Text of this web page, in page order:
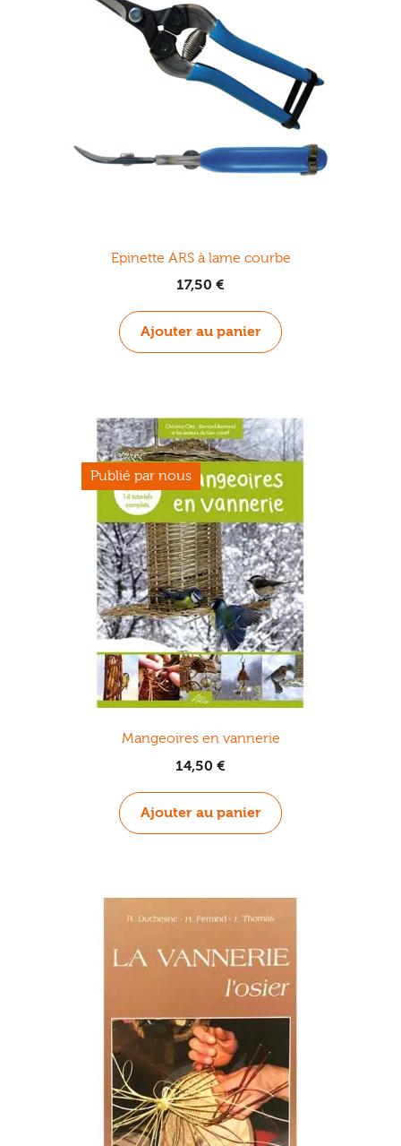
Epinette ARS à lame courbe
17,50 €
Ajouter au panier
Mangeoires en vannerie
14,50 €
Ajouter au panier